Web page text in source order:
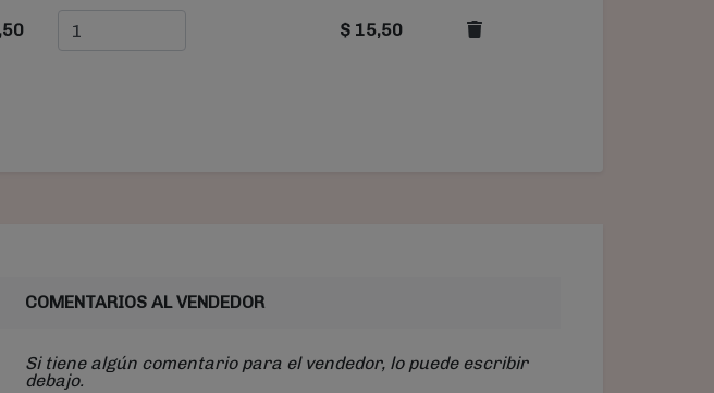
$ 15,50
COMENTARIOS AL VENDEDOR
Si tiene algún comentario para el vendedor, lo puede escribir
debajo.